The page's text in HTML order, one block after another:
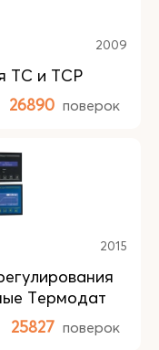
2009
ТС и ТСР
26890 поверок
2015
Термодат
25827 поверок